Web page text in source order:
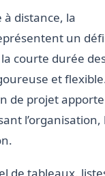
distance, la
un défi
courte durée
et
de projet
l’organisation,